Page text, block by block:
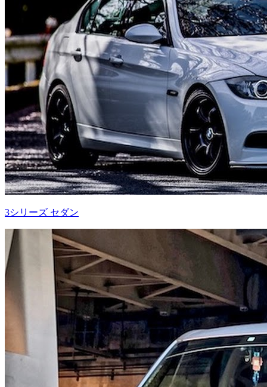
3シリーズ セダン